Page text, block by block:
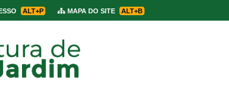
ALT+P MAPA DO SITE ALT+B